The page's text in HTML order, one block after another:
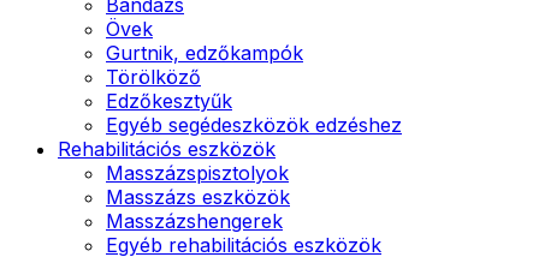
Övek
Gurtnik, edzőkampók
Törölköző
Edzőkesztyűk
Egyéb segédeszközök edzéshez
Rehabilitációs eszközök
Masszázspisztolyok
Masszázs eszközök
Masszázshengerek
Egyéb rehabilitációs eszközök